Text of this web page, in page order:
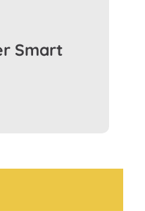
Smart